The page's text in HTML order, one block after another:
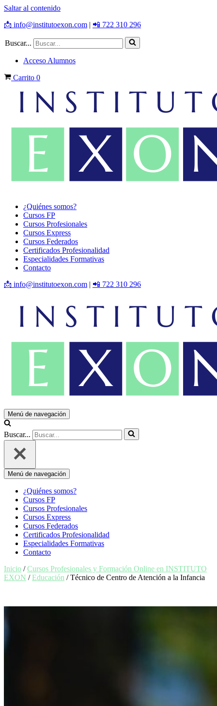
Saltar al contenido
📩 info@institutoexon.com | 📲 722 310 296
Buscar...
Acceso Alumnos
Carrito 0
¿Quiénes somos?
Cursos FP
Cursos Profesionales
Cursos Express
Cursos Federados
Certificados Profesionalidad
Especialidades Formativas
Contacto
📩 info@institutoexon.com | 📲 722 310 296
Menú de navegación
Buscar...
Menú de navegación
¿Quiénes somos?
Cursos FP
Cursos Profesionales
Cursos Express
Cursos Federados
Certificados Profesionalidad
Especialidades Formativas
Contacto
Inicio /Cursos Profesionales y Formación Online en INSTITUTO
EXON /Educación / Técnico de Centro de Atención a la Infancia